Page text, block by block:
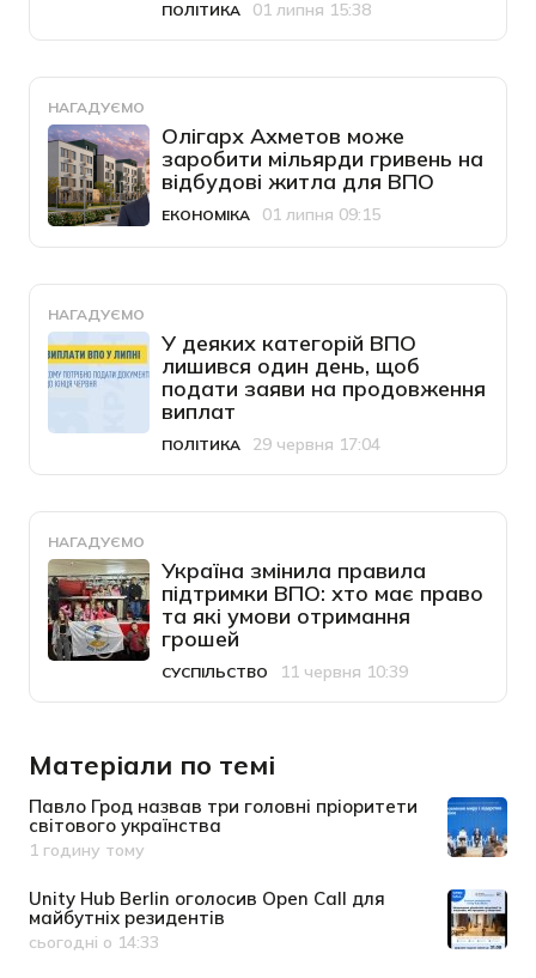
Категорія
ПОЛІТИКА
Дата публікації
01 липня 15:38
НАГАДУЄМО
Олігарх Ахметов може
заробити мільярди гривень на
відбудові житла для ВПО
Категорія
ЕКОНОМІКА
Дата публікації
01 липня 09:15
НАГАДУЄМО
У деяких категорій ВПО
лишився один день, щоб
подати заяви на продовження
виплат
Категорія
ПОЛІТИКА
Дата публікації
29 червня 17:04
НАГАДУЄМО
Україна змінила правила
підтримки ВПО: хто має право
та які умови отримання
грошей
Категорія
СУСПІЛЬСТВО
Дата публікації11 червня 10:39
Матеріали по темі
Павло Грод назвав три головні пріоритети
світового українства
Дата публікації
1 годину тому
Unity Hub Berlin оголосив Open Call для
майбутніх резидентів
Дата публікації
сьогодні о 14:33